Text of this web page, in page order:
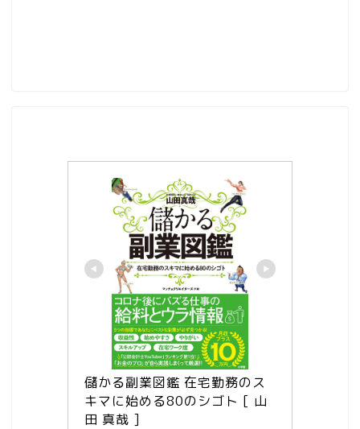
儲かる副業図鑑 在宅勤務のス
キマに始める80のシゴト [ 山
田 真哉 ]